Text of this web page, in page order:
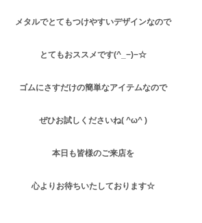
メタルでとてもつけやすいデザインなので
とてもおススメです(^_−)−☆
ゴムにさすだけの簡単なアイテムなので
ぜひお試しくださいね( ^ω^ )
本日も皆様のご来店を
心よりお待ちいたしております☆